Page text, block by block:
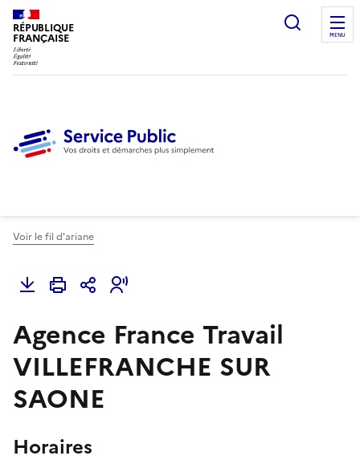
RÉPUBLIQUE
FRANÇAISE
Ouvrir
MENU
Voir le fil d'ariane
Agence France Travail
VILLEFRANCHE SUR
SAONE
Horaires